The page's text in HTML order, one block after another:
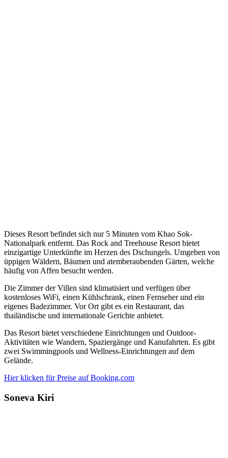
Dieses Resort befindet sich nur 5 Minuten vom Khao Sok-
Nationalpark entfernt. Das Rock and Treehouse Resort bietet
einzigartige Unterkünfte im Herzen des Dschungels. Umgeben von
üppigen Wäldern, Bäumen und atemberaubenden Gärten, welche
häufig von Affen besucht werden.
Die Zimmer der Villen sind klimatisiert und verfügen über
kostenloses WiFi, einen Kühlschrank, einen Fernseher und ein
eigenes Badezimmer. Vor Ort gibt es ein Restaurant, das
thailändische und internationale Gerichte anbietet.
Das Resort bietet verschiedene Einrichtungen und Outdoor-
Aktivitäten wie Wandern, Spaziergänge und Kanufahrten. Es gibt
zwei Swimmingpools und Wellness-Einrichtungen auf dem
Gelände.
Hier klicken für Preise auf Booking.com
Soneva Kiri